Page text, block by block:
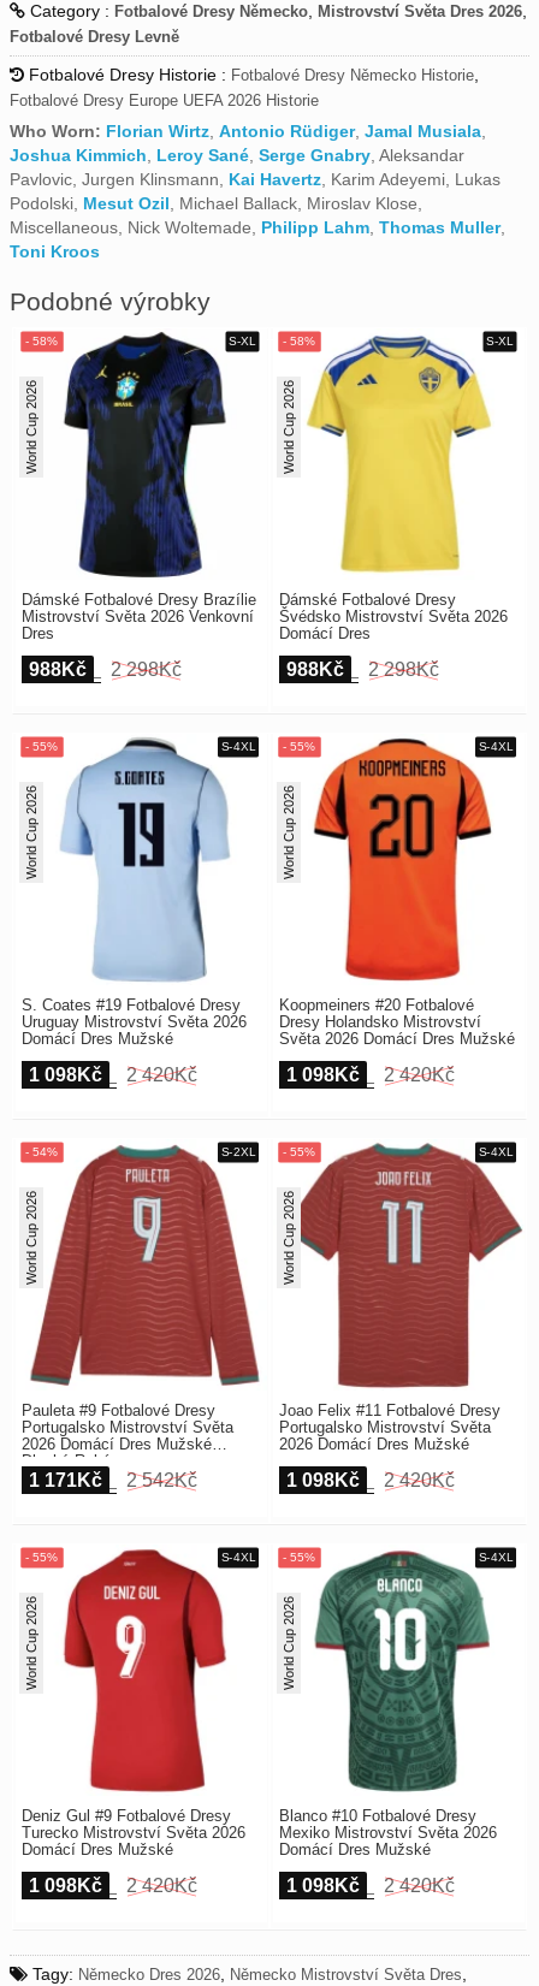
Category : Fotbalové Dresy Německo, Mistrovství Světa Dres 2026,
Fotbalové Dresy Levně
Fotbalové Dresy Historie : Fotbalové Dresy Německo Historie,
Fotbalové Dresy Europe UEFA 2026 Historie
Who Worn: Florian Wirtz, Antonio Rüdiger, Jamal Musiala,
Joshua Kimmich, Leroy Sané, Serge Gnabry, Aleksandar
Pavlovic, Jurgen Klinsmann, Kai Havertz, Karim Adeyemi, Lukas
Podolski, Mesut Ozil, Michael Ballack, Miroslav Klose,
Miscellaneous, Nick Woltemade, Philipp Lahm, Thomas Muller,
Toni Kroos
Podobné výrobky
Dámské Fotbalové Dresy Brazílie
Mistrovství Světa 2026 Venkovní
Dres
World Cup 2026
988Kč 2 298Kč
Dámské Fotbalové Dresy
Švédsko Mistrovství Světa 2026
Domácí Dres
World Cup 2026
988Kč 2 298Kč
S. Coates #19 Fotbalové Dresy
Uruguay Mistrovství Světa 2026
Domácí Dres Mužské
World Cup 2026
1 098Kč 2 420Kč
Koopmeiners #20 Fotbalové
Dresy Holandsko Mistrovství
Světa 2026 Domácí Dres Mužské
World Cup 2026
1 098Kč 2 420Kč
Pauleta #9 Fotbalové Dresy
Portugalsko Mistrovství Světa
2026 Domácí Dres Mužské
Dlouhý Rukáv
World Cup 2026
1 171Kč 2 542Kč
Joao Felix #11 Fotbalové Dresy
Portugalsko Mistrovství Světa
2026 Domácí Dres Mužské
World Cup 2026
1 098Kč 2 420Kč
Deniz Gul #9 Fotbalové Dresy
Turecko Mistrovství Světa 2026
Domácí Dres Mužské
World Cup 2026
1 098Kč 2 420Kč
Blanco #10 Fotbalové Dresy
Mexiko Mistrovství Světa 2026
Domácí Dres Mužské
World Cup 2026
1 098Kč 2 420Kč
Tagy: Německo Dres 2026, Německo Mistrovství Světa Dres,